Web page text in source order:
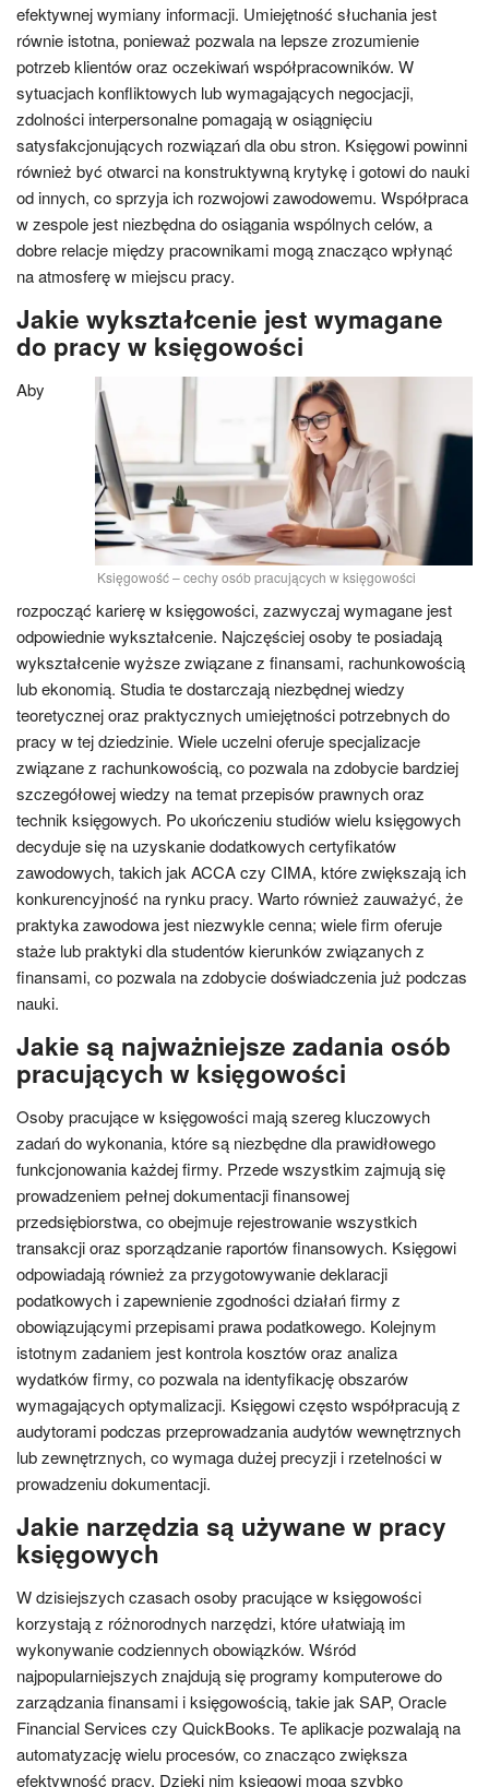
efektywnej wymiany informacji. Umiejętność słuchania jest
równie istotna, ponieważ pozwala na lepsze zrozumienie
potrzeb klientów oraz oczekiwań współpracowników. W
sytuacjach konfliktowych lub wymagających negocjacji,
zdolności interpersonalne pomagają w osiągnięciu
satysfakcjonujących rozwiązań dla obu stron. Księgowi powinni
również być otwarci na konstruktywną krytykę i gotowi do nauki
od innych, co sprzyja ich rozwojowi zawodowemu. Współpraca
w zespole jest niezbędna do osiągania wspólnych celów, a
dobre relacje między pracownikami mogą znacząco wpłynąć
na atmosferę w miejscu pracy.
Jakie wykształcenie jest wymagane
do pracy w księgowości
Księgowość – cechy osób pracujących w księgowości
Aby
rozpocząć karierę w księgowości, zazwyczaj wymagane jest
odpowiednie wykształcenie. Najczęściej osoby te posiadają
wykształcenie wyższe związane z finansami, rachunkowością
lub ekonomią. Studia te dostarczają niezbędnej wiedzy
teoretycznej oraz praktycznych umiejętności potrzebnych do
pracy w tej dziedzinie. Wiele uczelni oferuje specjalizacje
związane z rachunkowością, co pozwala na zdobycie bardziej
szczegółowej wiedzy na temat przepisów prawnych oraz
technik księgowych. Po ukończeniu studiów wielu księgowych
decyduje się na uzyskanie dodatkowych certyfikatów
zawodowych, takich jak ACCA czy CIMA, które zwiększają ich
konkurencyjność na rynku pracy. Warto również zauważyć, że
praktyka zawodowa jest niezwykle cenna; wiele firm oferuje
staże lub praktyki dla studentów kierunków związanych z
finansami, co pozwala na zdobycie doświadczenia już podczas
nauki.
Jakie są najważniejsze zadania osób
pracujących w księgowości
Osoby pracujące w księgowości mają szereg kluczowych
zadań do wykonania, które są niezbędne dla prawidłowego
funkcjonowania każdej firmy. Przede wszystkim zajmują się
prowadzeniem pełnej dokumentacji finansowej
przedsiębiorstwa, co obejmuje rejestrowanie wszystkich
transakcji oraz sporządzanie raportów finansowych. Księgowi
odpowiadają również za przygotowywanie deklaracji
podatkowych i zapewnienie zgodności działań firmy z
obowiązującymi przepisami prawa podatkowego. Kolejnym
istotnym zadaniem jest kontrola kosztów oraz analiza
wydatków firmy, co pozwala na identyfikację obszarów
wymagających optymalizacji. Księgowi często współpracują z
audytorami podczas przeprowadzania audytów wewnętrznych
lub zewnętrznych, co wymaga dużej precyzji i rzetelności w
prowadzeniu dokumentacji.
Jakie narzędzia są używane w pracy
księgowych
W dzisiejszych czasach osoby pracujące w księgowości
korzystają z różnorodnych narzędzi, które ułatwiają im
wykonywanie codziennych obowiązków. Wśród
najpopularniejszych znajdują się programy komputerowe do
zarządzania finansami i księgowością, takie jak SAP, Oracle
Financial Services czy QuickBooks. Te aplikacje pozwalają na
automatyzację wielu procesów, co znacząco zwiększa
efektywność pracy. Dzięki nim księgowi mogą szybko